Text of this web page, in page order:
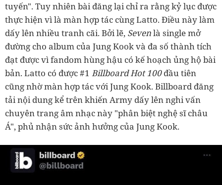
tuyến". Tuy nhiên bài đăng lại chỉ ra rằng kỷ lục được
thực hiện vì là màn hợp tác cùng Latto. Điều này làm
dấy lên nhiều tranh cãi. Bởi lẽ, Sevenlà single mở
đường cho album của Jung Kook và đa số thành tích
đạt được vì fandom hùng hậu có kế hoạch ủng hộ bài
bản. Latto có được #1 Billboard Hot 100đầu tiên
cũng nhờ màn hợp tác với Jung Kook. Billboard đăng
tải nội dung kể trên khiến Army dấy lên nghi vấn
chuyên trang âm nhạc này "phân biệt nghệ sĩ châu
Á", phủ nhận sức ảnh hưởng của Jung Kook.